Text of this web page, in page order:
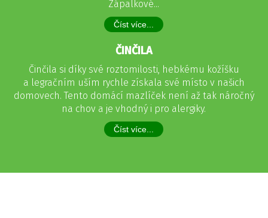
Zápalkové...
Číst více...
ČINČILA
Činčila si díky své roztomilosti, hebkému kožíšku
a legračním uším rychle získala své místo v našich
domovech. Tento domácí mazlíček není až tak náročný
na chov a je vhodný i pro alergiky.
Číst více...